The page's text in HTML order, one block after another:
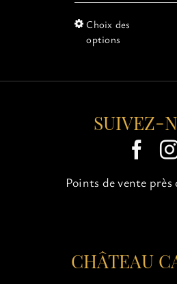
Choix des
options
SUIVEZ-
Points de vente près
CHÂTEAU